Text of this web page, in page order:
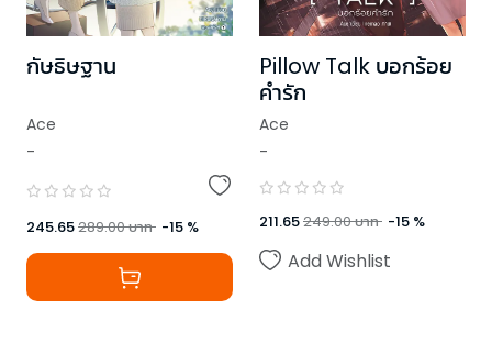
กัษธิษฐาน
Ace
-
245.65289.00บาท -15 %
Pillow Talk บอกร้อย
คำรัก
Ace
-
211.65249.00บาท -15 %
Add Wishlist